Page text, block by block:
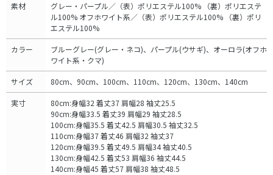
素材
グレー・パープル／（表）ポリエステル100% （裏）ポリエステ
ル100% オフホワイト系／（表）ポリエステル100% （裏）ポリ
エステル100%
カラー
ブルーグレー(グレー・ネコ)、パープル(ウサギ)、オーロラ(オフホ
ワイト系・クマ)
サイズ 80cm、90cm、100cm、110cm、120cm、130cm、140cm
実寸
80cm:身幅32 着丈37 肩幅28 袖丈25.5
90cm:身幅33.5 着丈39 肩幅29 袖丈28.5
100cm:身幅35.5 着丈42.5 肩幅30.5 袖丈32.5
110cm:身幅37 着丈46 肩幅32 袖丈37
120cm:身幅39.5 着丈49.5 肩幅34 袖丈40.5
130cm:身幅42.5 着丈53 肩幅36 袖丈44.5
140cm:身幅45 着丈57 肩幅38 袖丈48.5